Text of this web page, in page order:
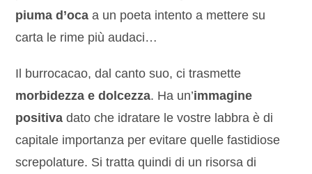
piuma d’ocaa un poeta intento a mettere su
carta le rime più audaci…
Il burrocacao, dal canto suo, ci trasmette
morbidezza e dolcezza. Ha un’immagine
positiva dato che idratare le vostre labbra è di
capitale importanza per evitare quelle fastidiose
screpolature. Si tratta quindi di un risorsa di